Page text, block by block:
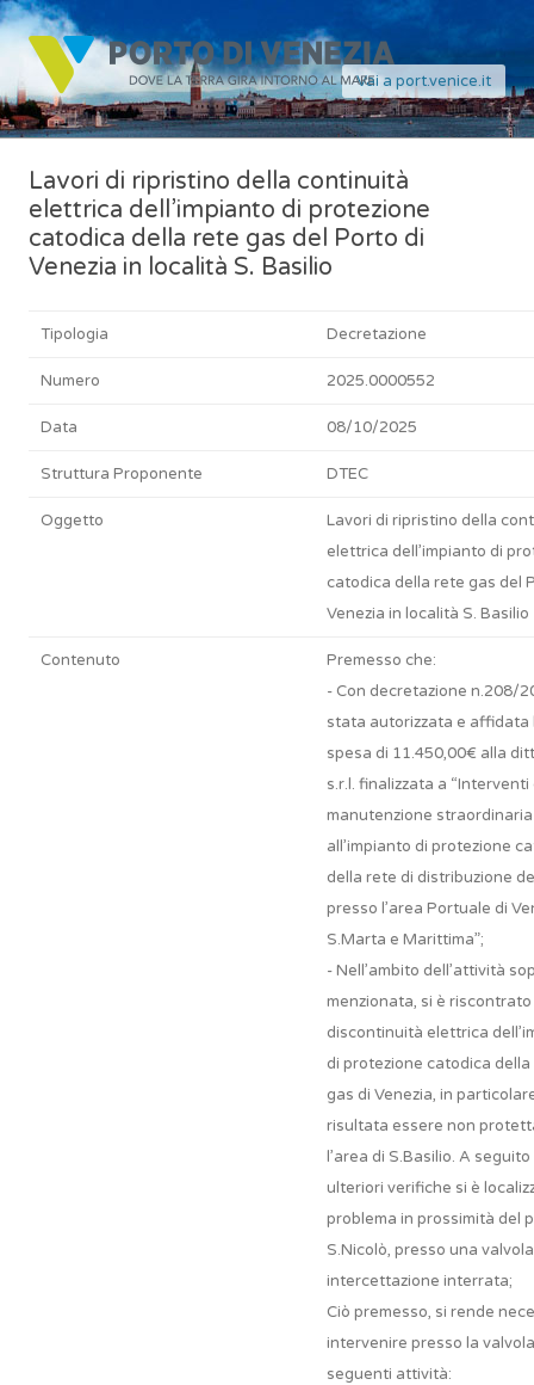
Vai a port.venice.it
Lavori di ripristino della continuità
elettrica dell’impianto di protezione
catodica della rete gas del Porto di
Venezia in località S. Basilio
Tipologia Decretazione
Numero 2025.0000552
Data 08/10/2025
Struttura Proponente DTEC
Oggetto
Lavori di ripristino della
elettrica dell’impianto di
catodica della rete gas del
Venezia in località S. Basilio
Contenuto
Premesso che:
- Con decretazione n.208/
stata autorizzata e affidata
spesa di 11.450,00€ alla
s.r.l. finalizzata a “Interventi
manutenzione straordinaria
all’impianto di protezione
della rete di distribuzione
presso l’area Portuale di
S.Marta e Marittima”;
- Nell’ambito dell’attività
menzionata, si è riscontrato
discontinuità elettrica
di protezione catodica
gas di Venezia, in
risultata essere non
l’area di S.Basilio. A seguito
ulteriori verifiche si è
problema in prossimità del
S.Nicolò, presso una
intercettazione interrata;
Ciò premesso, si rende
intervenire presso la
seguenti attività: